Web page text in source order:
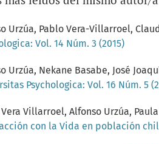
Urzúa, Pablo Vera-Villarroel,
Vol. 14 Núm. 3 (2015)
Urzúa, Nekane Basabe, José
Psychologica: Vol. 16 Núm. 5
Villarroel, Alfonso Urzúa,
con la Vida en población